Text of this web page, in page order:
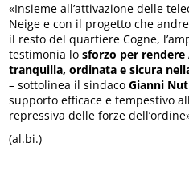
«Insieme all’attivazione delle
Neige e con il progetto che
il resto del quartiere Cogne,
testimonia losforzo per
tranquilla, ordinata e sicura
– sottolinea il sindacoGianni
supporto efficace e tempestivo
repressiva delle forze
(al.bi.)